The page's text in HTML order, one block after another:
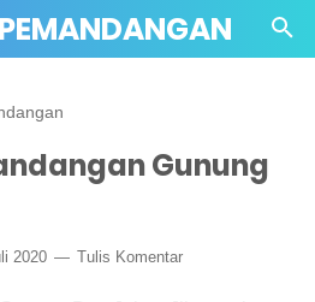
Gunung
2020 Tulis Komentar